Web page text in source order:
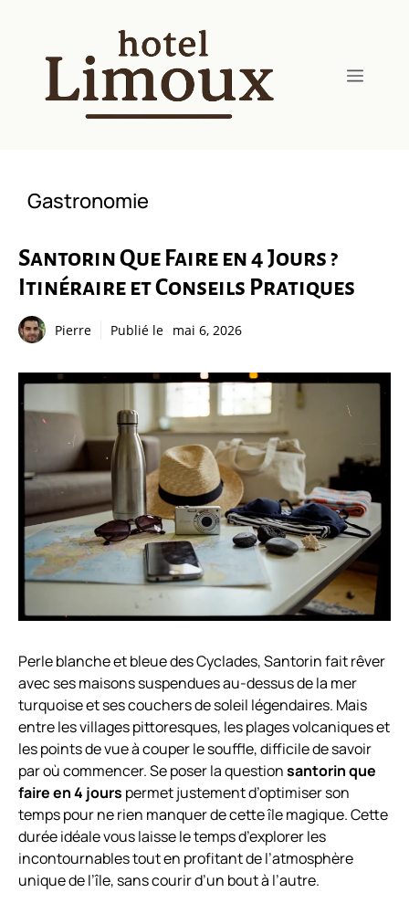
contenu
Menu
Gastronomie
Santorin Que Faire en 4 Jours ?
Itinéraire et Conseils Pratiques
Pierre Publié le mai 6, 2026
Perle blanche et bleue des Cyclades, Santorin fait rêver
avec ses maisons suspendues au-dessus de la mer
turquoise et ses couchers de soleil légendaires. Mais
entre les villages pittoresques, les plages volcaniques et
les points de vue à couper le souffle, difficile de savoir
par où commencer. Se poser la questionsantorin que
faire en 4 jours permet justement d’optimiser son
temps pour ne rien manquer de cette île magique. Cette
durée idéale vous laisse le temps d’explorer les
incontournables tout en profitant de l’atmosphère
unique de l’île, sans courir d’un bout à l’autre.